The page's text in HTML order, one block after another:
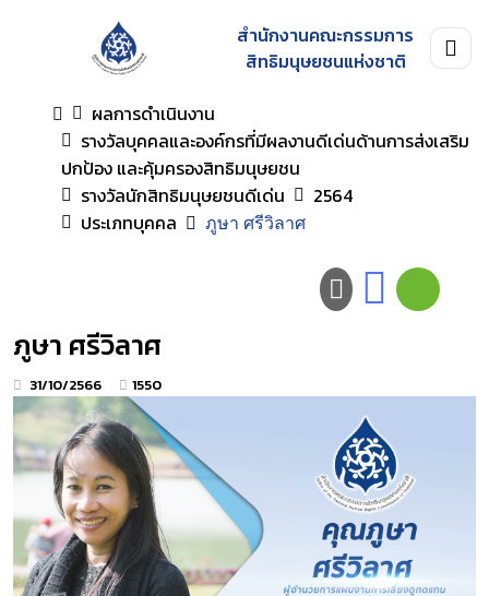
สำนักงานคณะกรรมการ
สิทธิมนุษยชนแห่งชาติ
ผลการดำเนินงาน
รางวัลบุคคลและองค์กรที่มีผลงานดีเด่นด้านการส่งเสริม
ปกป้อง และคุ้มครองสิทธิมนุษยชน
รางวัลนักสิทธิมนุษยชนดีเด่น
2564
ประเภทบุคคล
ภูษา ศรีวิลาศ
ภูษา ศรีวิลาศ
31/10/2566 1550